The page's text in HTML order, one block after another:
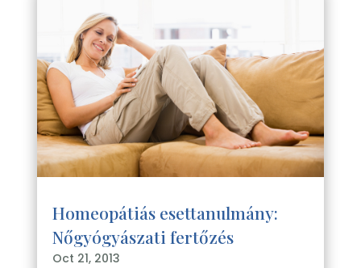
Homeopátiás esettanulmány:
Nőgyógyászati fertőzés
Oct 21, 2013